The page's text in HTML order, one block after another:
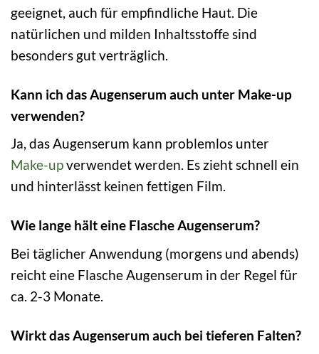
geeignet, auch für empfindliche Haut. Die
natürlichen und milden Inhaltsstoffe sind
besonders gut verträglich.
Kann ich das Augenserum auch unter Make-up
verwenden?
Ja, das Augenserum kann problemlos unter
Make-upverwendet werden. Es zieht schnell ein
und hinterlässt keinen fettigen Film.
Wie lange hält eine Flasche Augenserum?
Bei täglicher Anwendung (morgens und abends)
reicht eine Flasche Augenserum in der Regel für
ca. 2-3 Monate.
Wirkt das Augenserum auch bei tieferen Falten?